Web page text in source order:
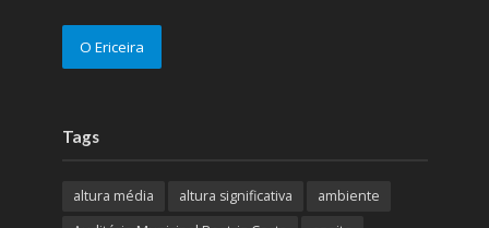
O Ericeira
Tags
altura média altura significativa
ambiente